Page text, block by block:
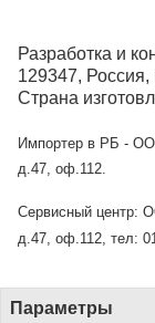
Разработка и
129347, Россия,
Страна
Импортер в РБ -
д.47, оф.112.
Сервисный центр:
д.47, оф.112, тел:
Параметры